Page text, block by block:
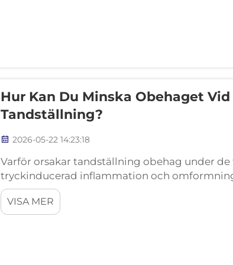
Hur Kan Du Minska Obehaget
Tandställning?
2026-05-22 14:23:18
Varför orsakar tandställning obehag under
tryckinducerad inflammation och
tandställningen först placeras på plats
varje tand – vilket komprimerar
VISA MER